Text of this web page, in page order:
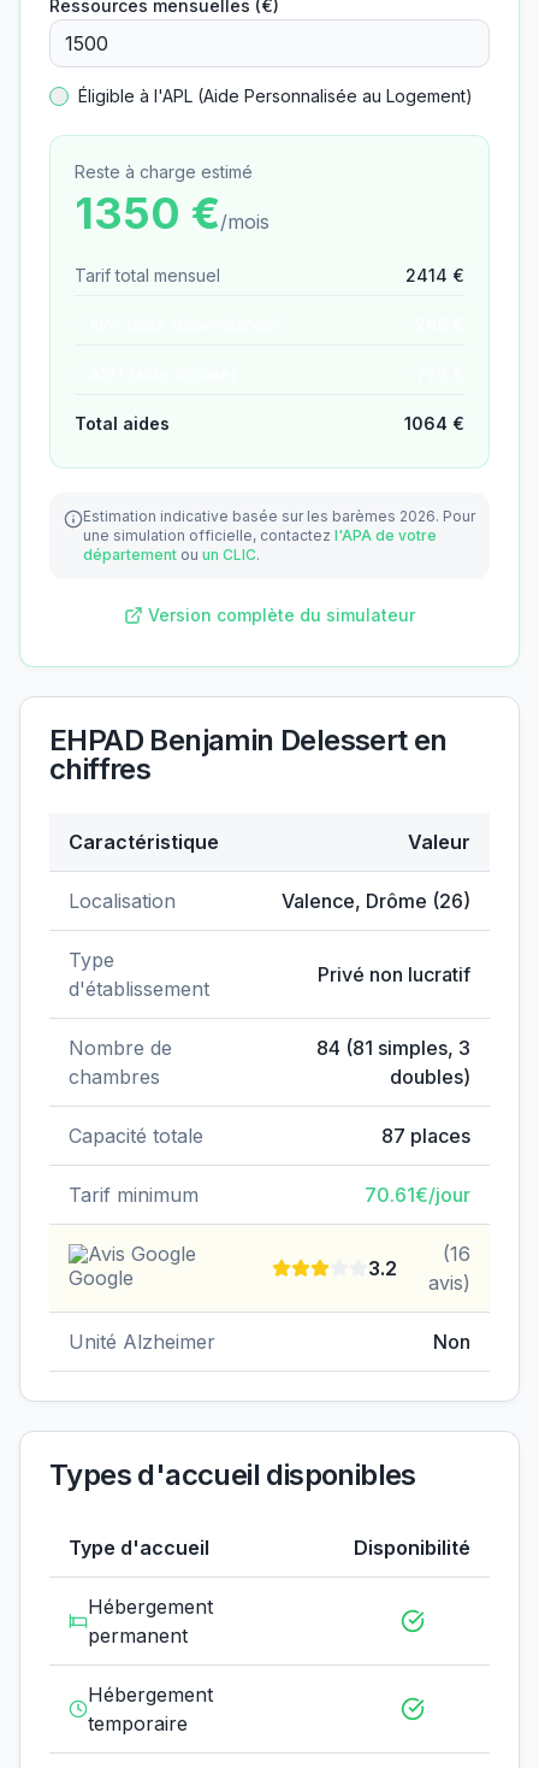
Ressources mensuelles (€)
Éligible à l'APL (Aide Personnalisée au Logement)
Reste à charge estimé
1350 €/mois
Tarif total mensuel 2414 €
Total aides 1064 €
Estimation indicative basée sur les barèmes 2026. Pour
une simulation officielle, contactez l'APA de votre
département ou un CLIC.
Version complète du simulateur
EHPAD Benjamin Delesserten
chiffres
Caractéristique Valeur
Localisation Valence, Drôme (26)
Type
d'établissement
Privé non lucratif
Nombre de
chambres
84 (81 simples, 3
doubles)
Capacité totale 87 places
Tarif minimum 70.61€/jour
Avis Google
3.2
(16
avis)
Unité Alzheimer Non
Types d'accueil disponibles
Type d'accueil Disponibilité
Hébergement
permanent
Hébergement
temporaire